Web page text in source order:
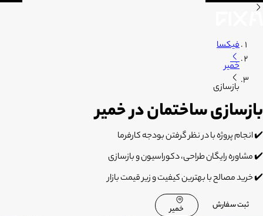
فیکسا
خمیر
بازسازی
بازسازی ساختمان در خمیر
✔️انجام پروژه با در نظر گرفتن بودجه کارفرما
✔️مشاوره رایگان طراحی، دکوراسیون و بازسازی
✔️خرید مصالح با بهترین کیفیت و زیر قیمت بازار
ثبت سفارش خمیر